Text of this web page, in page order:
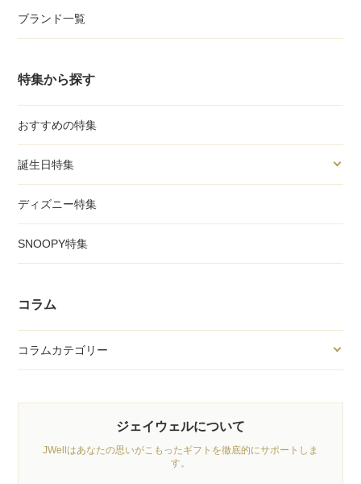
ブランド一覧
特集から探す
おすすめの特集
誕生日特集
ディズニー特集
SNOOPY特集
コラム
コラムカテゴリー
ジェイウェルについて
JWellはあなたの思いがこもったギフトを徹底的にサポートしま
す。